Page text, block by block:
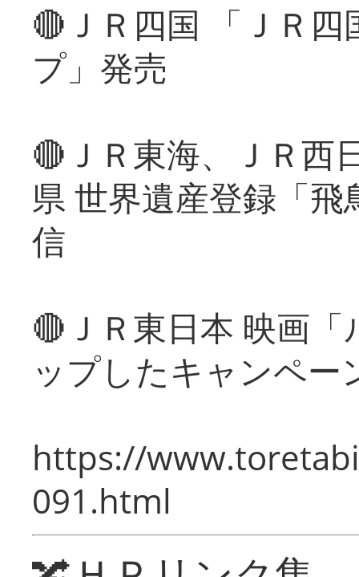
🔴ＪＲ四国 「ＪＲ
プ」発売
🔴ＪＲ東海、ＪＲ西
県 世界遺産登録「
信
🔴ＪＲ東日本 映画
ップしたキャンペー
https://
091.html